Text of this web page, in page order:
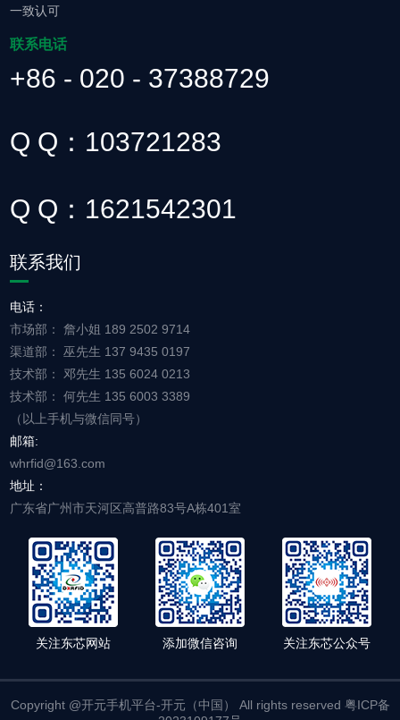
一致认可
联系电话
+86 - 020 - 37388729
Q Q：103721283
Q Q：1621542301
联系我们
电话：
市场部： 詹小姐 189 2502 9714
渠道部： 巫先生 137 9435 0197
技术部： 邓先生 135 6024 0213
技术部： 何先生 135 6003 3389
（以上手机与微信同号）
邮箱:
whrfid@163.com
地址：
广东省广州市天河区高普路83号A栋401室
关注东芯网站 添加微信咨询 关注东芯公众号
Copyright @开元手机平台-开元（中国） All rights reserved 粤ICP备